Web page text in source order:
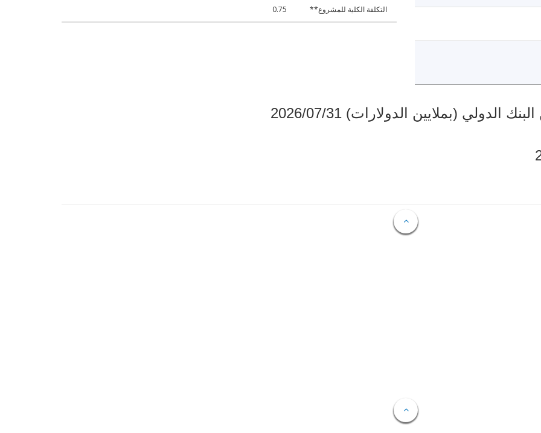
التكلفة الكلية للمشروع** 0.75
(بملايين الدولارات) 2026/07/31